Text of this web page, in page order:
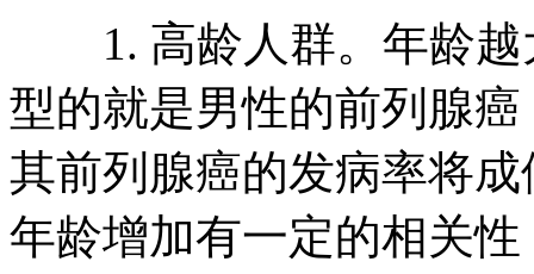
1. 高龄人群。年龄越
型的就是男性的前列腺
其前列腺癌的发病率将
年龄增加有一定的相关